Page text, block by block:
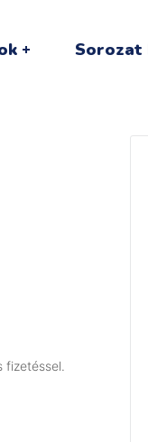
Sorozat
fizetéssel.